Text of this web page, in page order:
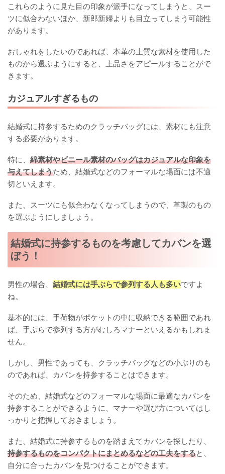
これらのように見た目の印象が派手になってしまうと、スー
ツに似合わないほか、新郎新婦よりも目立ってしまう可能性
があります。
おしゃれをしたいのであれば、本革の上質な素材を使用した
ものから選ぶようにすると、上品さをアピールすることがで
きます。
カジュアルすぎるもの
結婚式に持参するためのクラッチバッグには、素材にも注意
する必要があります。
特に、 綿素材やビニール素材のバッグはカジュアルな印象を
与えてしまうため、結婚式などのフォーマルな場面には不適
切といえます。
また、スーツにも似合わなくなってしまうので、革製のもの
を選ぶようにしましょう。
結婚式に持参するものを考慮してカバンを選
ぼう！
男性の場合、 結婚式には手ぶらで参列する人も多いですよ
ね。
基本的には、手荷物がポケットの中に収納できる範囲であれ
ば、手ぶらで参列する方がむしろマナーといえるかもしれま
せん。
しかし、男性であっても、クラッチバッグなどの小ぶりのも
のであれば、カバンを持参することはできます。
そのため、結婚式などのフォーマルな場面に最適なカバンを
持参することができるように、マナーや選び方についてはし
っかりと把握しておきましょう。
また、結婚式に持参するものを踏まえてカバンを探したり、
持参するものをコンパクトにまとめるなどの工夫をすると、
自分に合ったカバンを見つけることができます。